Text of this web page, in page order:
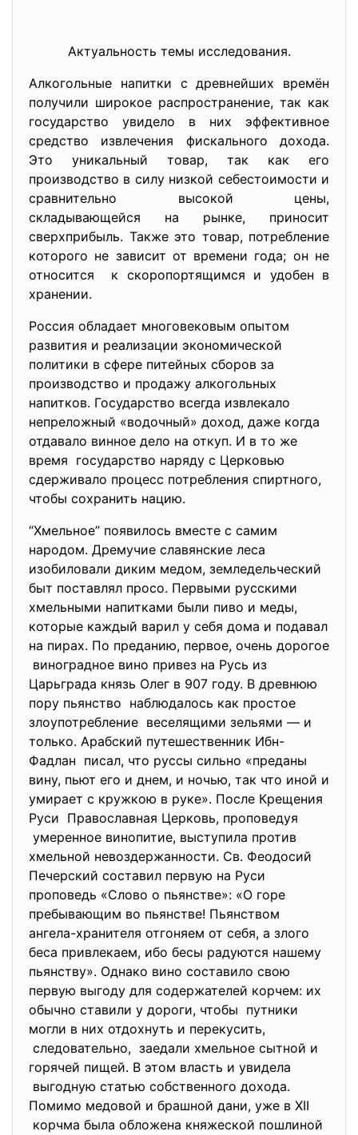
Актуальность темы исследования.
Алкогольные напитки с древнейших времён
получили широкое распространение, так как
государство увидело в них эффективное
средство извлечения фискального дохода.
Это уникальный товар, так как его
производство в силу низкой себестоимости и
сравнительно высокой цены,
складывающейся на рынке, приносит
сверхприбыль. Также это товар, потребление
которого не зависит от времени года; он не
относится к скоропортящимся и удобен в
хранении.
Россия обладает многовековым опытом
развития и реализации экономической
политики в сфере питейных сборов за
производство и продажу алкогольных
напитков. Государство всегда извлекало
непреложный «водочный» доход, даже когда
отдавало винное дело на откуп. И в то же
время государство наряду с Церковью
сдерживало процесс потребления спиртного,
чтобы сохранить нацию.
“Хмельное” появилось вместе с самим
народом. Дремучие славянские леса
изобиловали диким медом, земледельческий
быт поставлял просо. Первыми русскими
хмельными напитками были пиво и меды,
которые каждый варил у себя дома и подавал
на пирах. По преданию, первое, очень дорогое
виноградное вино привез на Русь из
Царьграда князь Олег в 907 году. В древнюю
пору пьянство наблюдалось как простое
злоупотребление веселящими зельями — и
только. Арабский путешественник Ибн-
Фадлан писал, что руссы сильно «преданы
вину, пьют его и днем, и ночью, так что иной и
умирает с кружкою в руке». После Крещения
Руси Православная Церковь, проповедуя
умеренное винопитие, выступила против
хмельной невоздержанности. Св. Феодосий
Печерский составил первую на Руси
проповедь «Слово о пьянстве»: «О горе
пребывающим во пьянстве! Пьянством
ангела-хранителя отгоняем от себя, а злого
беса привлекаем, ибо бесы радуются нашему
пьянству». Однако вино составило свою
первую выгоду для содержателей корчем: их
обычно ставили у дороги, чтобы путники
могли в них отдохнуть и перекусить,
следовательно, заедали хмельное сытной и
горячей пищей. В этом власть и увидела
выгодную статью собственного дохода.
Помимо медовой и брашной дани, уже в XII
корчма была обложена княжеской пошлиной